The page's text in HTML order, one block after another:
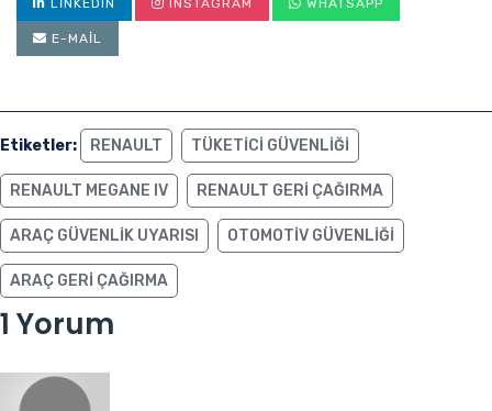
LINKEDIN INSTAGRAM WHATSAPP
E-MAIL
Etiketler: RENAULT TÜKETICI GÜVENLIĞI
RENAULT MEGANE IV RENAULT GERI ÇAĞIRMA
ARAÇ GÜVENLIK UYARISI OTOMOTIV GÜVENLIĞI
ARAÇ GERI ÇAĞIRMA
1 Yorum